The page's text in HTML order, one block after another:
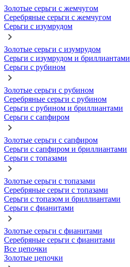
Золотые серьги с жемчугом
Серебряные серьги с жемчугом
Серьги с изумрудом
Золотые серьги с изумрудом
Серьги с изумрудом и бриллиантами
Серьги с рубином
Золотые серьги с рубином
Серебряные серьги с рубином
Серьги с рубином и бриллиантами
Серьги с сапфиром
Золотые серьги с сапфиром
Серьги с сапфиром и бриллиантами
Серьги с топазами
Золотые серьги с топазами
Серебряные серьги с топазами
Серьги с топазом и бриллиантами
Серьги с фианитами
Золотые серьги с фианитами
Серебряные серьги с фианитами
Все цепочки
Золотые цепочки